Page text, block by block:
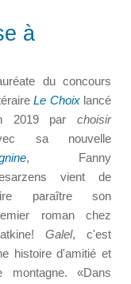
à
du concours
Le Choixlancé
2019 par choisir
sa nouvelle
, Fanny
vient de
paraître son
roman chez
Galel, c'est
histoire d'amitié et
montagne. «Dans